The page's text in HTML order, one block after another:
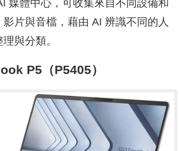
媒體中心，可收集來自不同設備和
片與音檔，藉由 AI 辨識不同的人
與分類。
P5（P5405）